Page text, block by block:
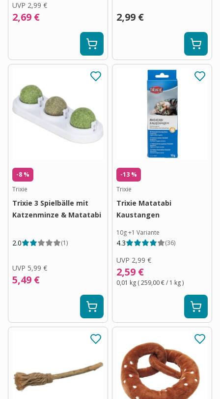
UVP 2,99 €
2,69 € 2,99 €
-8 %
Trixie
Trixie 3 Spielbälle mit
Katzenminze & Matatabi
2.0 (1)
UVP 5,99 €
5,49 €
-13 %
Trixie
Trixie Matatabi
Kaustangen
10g+1 Variante
4.3 (36)
UVP 2,99 €
2,59 €
0,01 kg (259,00 €/ 1 kg)